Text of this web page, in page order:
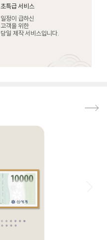
초특급 서비스
일정이 급하신
고객을 위한
당일 제작 서비스입니다.